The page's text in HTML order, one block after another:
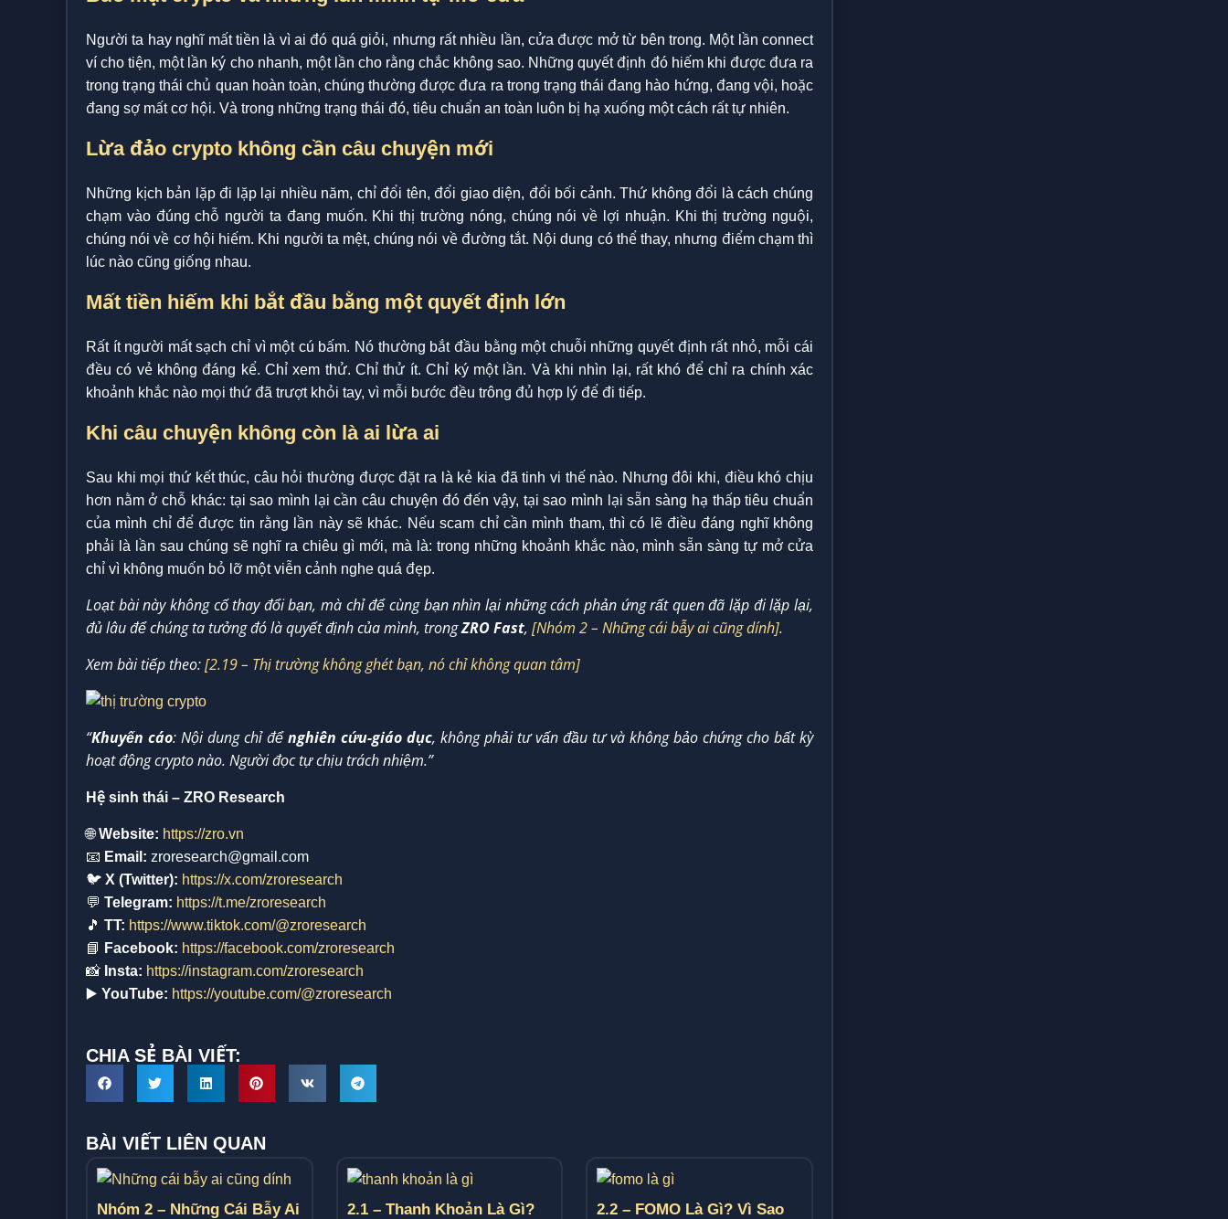
Người ta hay nghĩ mất tiền là vì ai đó quá giỏi, nhưng rất nhiều lần, cửa được mở từ bên trong. Một lần connect
ví cho tiện, một lần ký cho nhanh, một lần cho rằng chắc không sao. Những quyết định đó hiếm khi được đưa ra
trong trạng thái chủ quan hoàn toàn, chúng thường được đưa ra trong trạng thái đang hào hứng, đang vội, hoặc
đang sợ mất cơ hội. Và trong những trạng thái đó, tiêu chuẩn an toàn luôn bị hạ xuống một cách rất tự nhiên.
Lừa đảo crypto không cần câu chuyện mới
Những kịch bản lặp đi lặp lại nhiều năm, chỉ đổi tên, đổi giao diện, đổi bối cảnh. Thứ không đổi là cách chúng
chạm vào đúng chỗ người ta đang muốn. Khi thị trường nóng, chúng nói về lợi nhuận. Khi thị trường nguội,
chúng nói về cơ hội hiếm. Khi người ta mệt, chúng nói về đường tắt. Nội dung có thể thay, nhưng điểm chạm thì
lúc nào cũng giống nhau.
Mất tiền hiếm khi bắt đầu bằng một quyết định lớn
Rất ít người mất sạch chỉ vì một cú bấm. Nó thường bắt đầu bằng một chuỗi những quyết định rất nhỏ, mỗi cái
đều có vẻ không đáng kể. Chỉ xem thử. Chỉ thử ít. Chỉ ký một lần. Và khi nhìn lại, rất khó để chỉ ra chính xác
khoảnh khắc nào mọi thứ đã trượt khỏi tay, vì mỗi bước đều trông đủ hợp lý để đi tiếp.
Khi câu chuyện không còn là ai lừa ai
Sau khi mọi thứ kết thúc, câu hỏi thường được đặt ra là kẻ kia đã tinh vi thế nào. Nhưng đôi khi, điều khó chịu
hơn nằm ở chỗ khác: tại sao mình lại cần câu chuyện đó đến vậy, tại sao mình lại sẵn sàng hạ thấp tiêu chuẩn
của mình chỉ để được tin rằng lần này sẽ khác. Nếu scam chỉ cần mình tham, thì có lẽ điều đáng nghĩ không
phải là lần sau chúng sẽ nghĩ ra chiêu gì mới, mà là: trong những khoảnh khắc nào, mình sẵn sàng tự mở cửa
chỉ vì không muốn bỏ lỡ một viễn cảnh nghe quá đẹp.
Loạt bài này không cố thay đổi bạn, mà chỉ để cùng bạn nhìn lại những cách phản ứng rất quen đã lặp đi lặp lại,
đủ lâu để chúng ta tưởng đó là quyết định của mình, trongZRO Fast, [Nhóm 2 – Những cái bẫy ai cũng dính].
Xem bài tiếp theo:[2.19 – Thị trường không ghét bạn, nó chỉ không quan tâm]
“Khuyến cáo: Nội dung chỉ đểnghiên cứu-giáo dục, không phải tư vấn đầu tư và không bảo chứng cho bất kỳ
hoạt động crypto nào. Người đọc tự chịu trách nhiệm.”
Hệ sinh thái – ZRO Research
🌐 Website: https://zro.vn
📧 Email: zroresearch@gmail.com
🐦 X (Twitter): https://x.com/zroresearch
💬 Telegram: https://t.me/zroresearch
🎵 TT: https://www.tiktok.com/@zroresearch
📘 Facebook: https://facebook.com/zroresearch
📸 Insta: https://instagram.com/zroresearch
▶️ YouTube: https://youtube.com/@zroresearch
CHIA SẺ BÀI VIẾT:
BÀI VIẾT LIÊN QUAN
Nhóm 2 – Những Cái Bẫy Ai
2.1 – Thanh Khoản Là Gì?
2.2 – FOMO Là Gì? Vì Sao